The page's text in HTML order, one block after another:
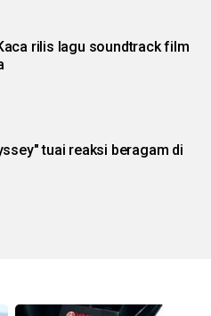
rilis lagu soundtrack film
tuai reaksi beragam di